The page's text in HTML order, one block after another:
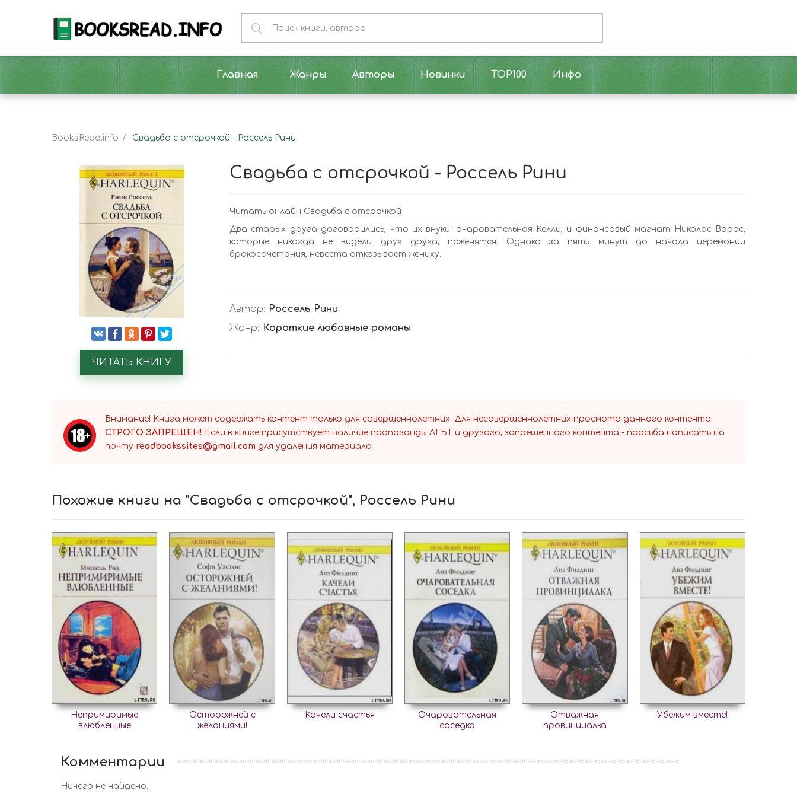
Главная Жанры Авторы Новинки TOP100 Инфо
BooksRead.info Свадьба с отсрочкой - Россель Рини
ЧИТАТЬ КНИГУ
Свадьба с отсрочкой - Россель Рини
Читать онлайн Свадьба с отсрочкой
Два старых друга договорились, что их внуки: очаровательная Келли, и финансовый магнат Николос Варос,
которые никогда не видели друг друга, поженятся. Однако за пять минут до начала церемонии
бракосочетания, невеста отказывает жениху.
Автор: Россель Рини
Жанр: Короткие любовные романы
Внимание! Книга может содержать контент только для совершеннолетних. Для несовершеннолетних просмотр данного контента
СТРОГО ЗАПРЕЩЕН! Если в книге присутствует наличие пропаганды ЛГБТ и другого, запрещенного контента - просьба написать на
почту readbookssites@gmail.com для удаления материала
Похожие книги на "Свадьба с отсрочкой", Россель Рини
Непримиримые
влюбленные
Осторожней с
желаниями!
Качели счастья
Очаровательная
соседка
Отважная
провинциалка
Убежим вместе!
Комментарии
Ничего не найдено.